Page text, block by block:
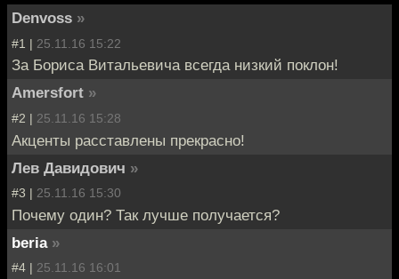
Denvoss »
#1 | 25.11.16 15:22
За Бориса Витальевича всегда низкий поклон!
Amersfort »
#2 | 25.11.16 15:28
Акценты расставлены прекрасно!
Лев Давидович »
#3 | 25.11.16 15:30
Почему один? Так лучше получается?
beria »
#4 | 25.11.16 16:01